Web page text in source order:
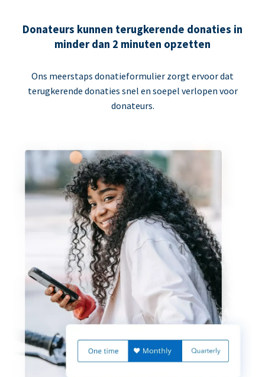
Donateurs kunnen terugkerende donaties in
minder dan 2 minuten opzetten
Ons meerstaps donatieformulier zorgt ervoor dat
terugkerende donaties snel en soepel verlopen voor
donateurs.